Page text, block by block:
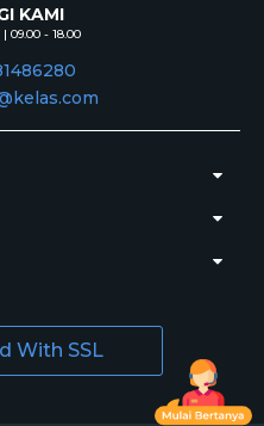
KAMI
09.00 - 18.00
With SSL